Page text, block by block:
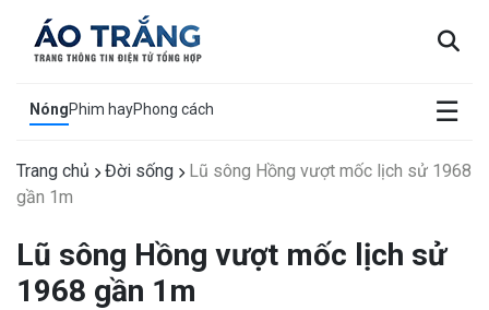
NóngPhim hayPhong cách ☰
×
Trang chủ Đời sống
Lũ sông Hồng vượt mốc lịch sử 1968
gần 1m
Lũ sông Hồng vượt mốc lịch sử
1968 gần 1m